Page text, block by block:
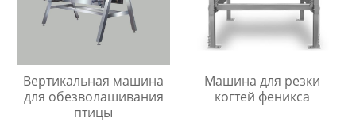
Вертикальная машина
для обезволашивания
птицы
Машина для резки
когтей феникса